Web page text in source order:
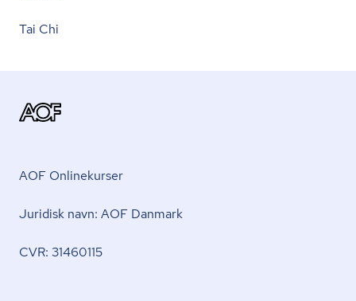
Tai Chi
AOF Onlinekurser
Juridisk navn: AOF Danmark
CVR: 31460115